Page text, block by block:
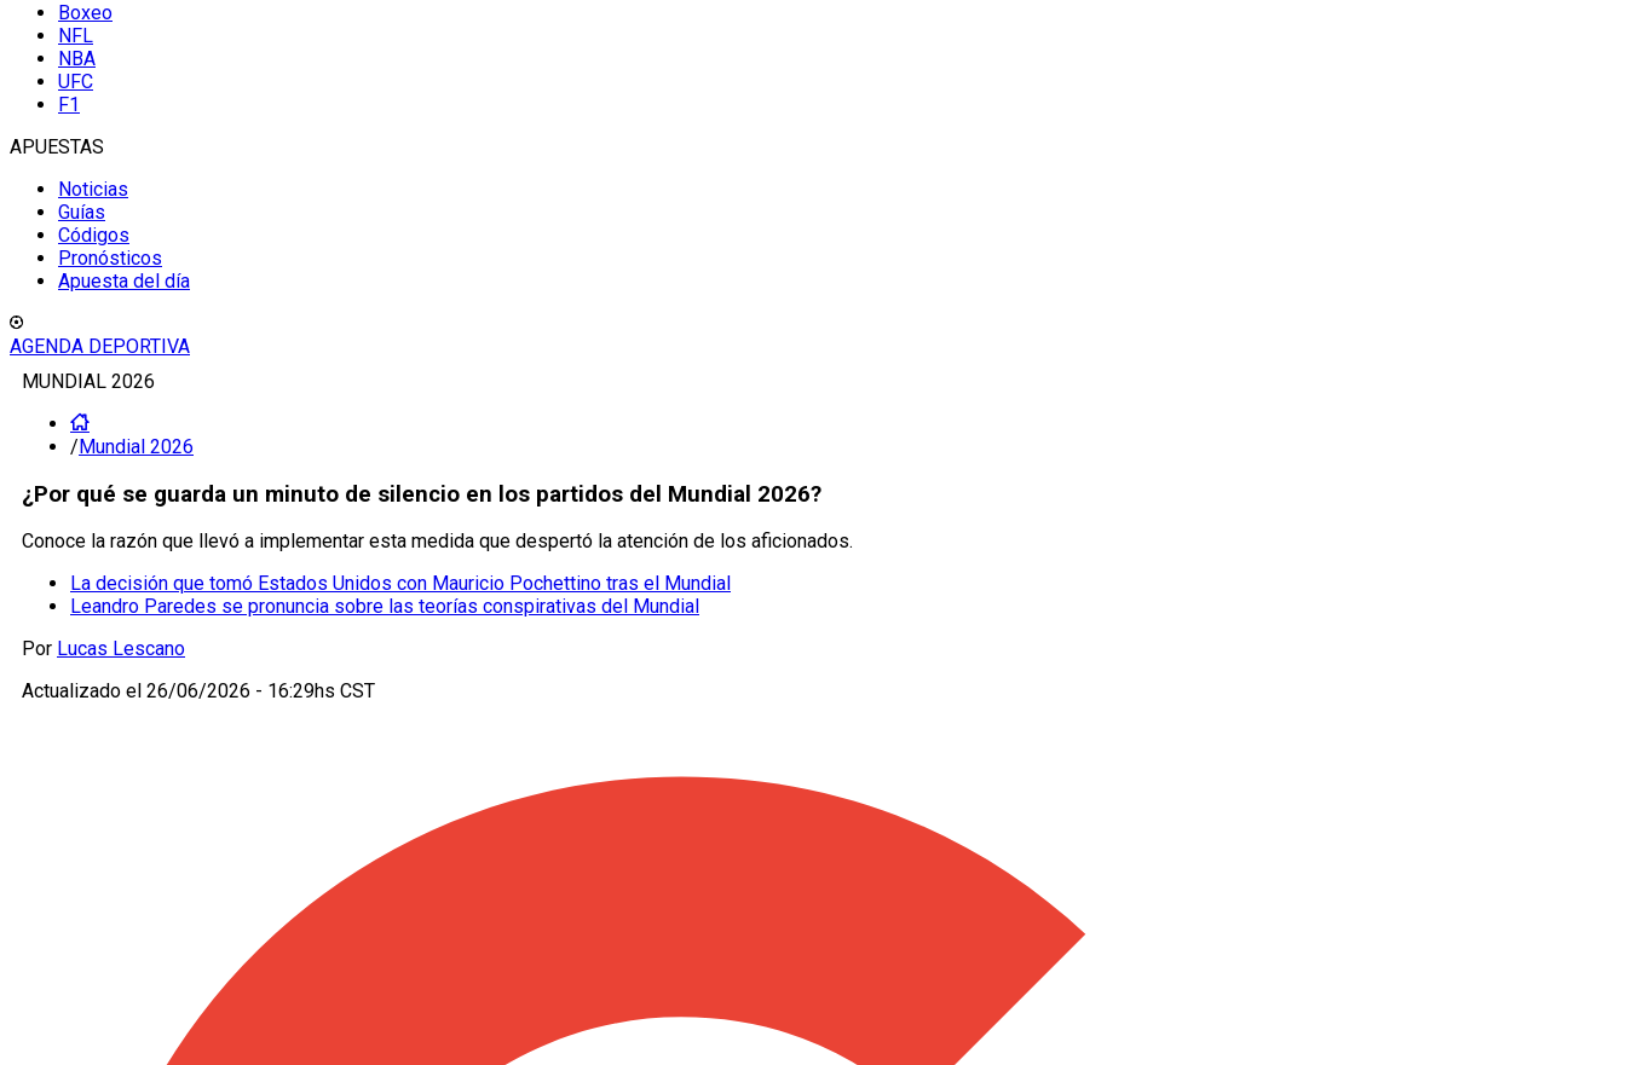
Boxeo
NFL
NBA
UFC
F1
APUESTAS
Noticias
Guías
Códigos
Pronósticos
Apuesta del día
AGENDA DEPORTIVA
MUNDIAL 2026
/Mundial 2026
¿Por qué se guarda un minuto de silencio en los partidos del Mundial 2026?
Conoce la razón que llevó a implementar esta medida que despertó la atención de los aficionados.
La decisión que tomó Estados Unidos con Mauricio Pochettino tras el Mundial
Leandro Paredes se pronuncia sobre las teorías conspirativas del Mundial
Por Lucas Lescano
Actualizado el 26/06/2026 - 16:29hs CST